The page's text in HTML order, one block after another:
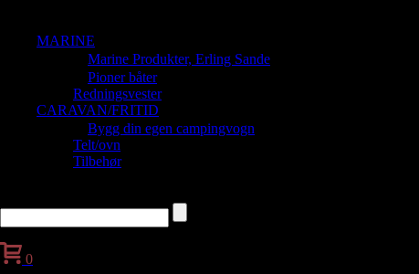
MARINE
Marine Produkter, Erling Sande
Pioner båter
Redningsvester
CARAVAN/FRITID
Bygg din egen campingvogn
Telt/ovn
Tilbehør
0